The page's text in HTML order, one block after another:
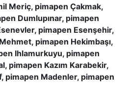
Meriç, pimapen Çakmak,
Dumlupınar, pimapen
pimapen Esenşehir,
pimapen Hekimbaşı,
Ihlamurkuyu, pimapen
pimapen Kazım Karabekir,
pimapen Madenler, pimapen